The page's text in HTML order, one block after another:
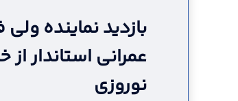
بازدید نماینده
عمرانی استاندار
نوروزی